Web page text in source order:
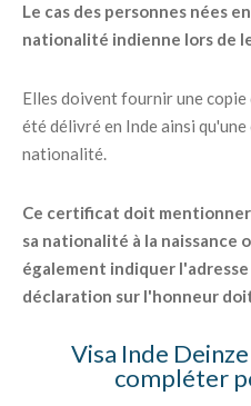
Le cas des personnes nées
nationalité indienne lors de
Elles doivent fournir une
été délivré en Inde ainsi
nationalité.
Ce certificat doit
sa nationalité à la naissance
également indiquer
déclaration sur l'honneur
Visa Inde
compléter